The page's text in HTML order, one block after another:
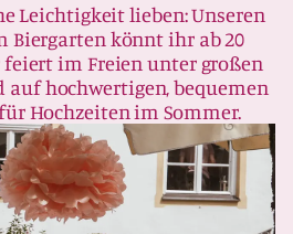
Leichtigkeit lieben: Unseren
Biergarten könnt ihr ab 20
im Freien unter großen
auf hochwertigen, bequemen
Hochzeiten im Sommer.